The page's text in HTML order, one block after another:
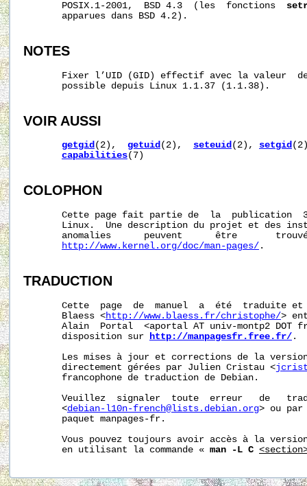
       POSIX.1-2001,  BSD 4.3  (les  fonctions
       apparues dans BSD 4.2).
NOTES
Fixer l’UID (GID) effectif avec la valeur
       possible depuis Linux 1.1.37 (1.1.38).
VOIR AUSSI
getgid(2), getuid(2), seteuid(2), setgid
capabilities(7)
COLOPHON
Cette page fait partie de  la  publication
Linux.  Une description du projet et des
anomalies      peuvent      être
http://www.kernel.org/doc/man-pages/ .
TRADUCTION
Cette  page  de  manuel  a  été  traduite
       Blaess <
http://www.blaess.fr/christophe/>
Alain  Portal  <aportal AT univ-montp2 DOT
       disposition sur
http://manpagesfr.free.fr/ .
Les mises à jour et corrections de la
       directement gérées par Julien Cristau <
       francophone de traduction de Debian.
Veuillez  signaler  toute  erreur   de
       <
debian-l10n-french@lists.debian.org> ou par
       paquet manpages-fr.
Vous pouvez toujours avoir accès à la
       en utilisant la commande «
man -L C